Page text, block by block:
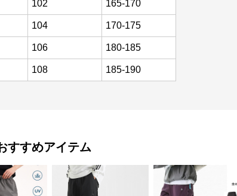
102 165-170
104 170-175
106 180-185
108 185-190
すすめアイテム